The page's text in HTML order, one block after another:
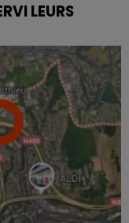
LEURS